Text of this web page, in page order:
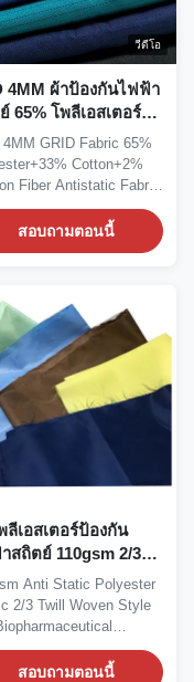
วีดีโอ
4MM ผ้าป้องกันไฟฟ้า
65% โพลีเอสเตอร์
ผ้าฝ้าย 2% คาร์บอน
อร์
4MM GRID Fabric 65%
Cotton+2%
Fiber Antistatic Fabric
สอบถามตอนนี้
ลีเอสเตอร์ป้องกัน
สถิตย์ 110gsm 2/3
บทอลายทแยงสำหรับ
หกรรมชีวเภสัชภัณฑ์
Anti Static Polyester
2/3 Twill Woven Style
ESD 2/3...
สอบถามตอนนี้